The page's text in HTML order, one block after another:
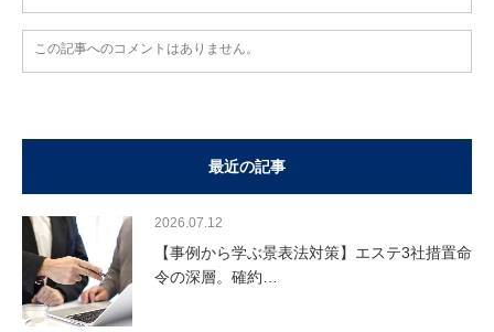
この記事へのコメントはありません。
最近の記事
2026.07.12
【事例から学ぶ景表法対策】エステ3社措置命
令の深層。確約…